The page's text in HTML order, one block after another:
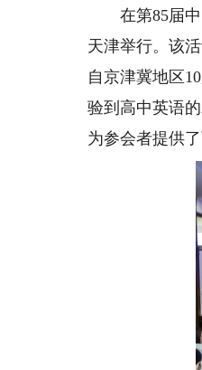
在第85届中
天津举行。该
自京津冀地区
验到高中英语
为参会者提供